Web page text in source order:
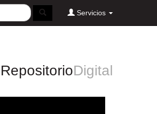
Servicios
RepositorioDigital